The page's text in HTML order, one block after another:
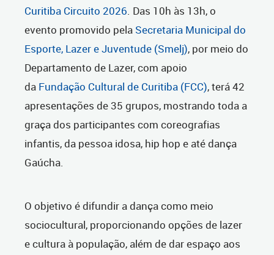
Curitiba Circuito 2026. Das 10h às 13h, o
evento promovido pela Secretaria Municipal do
Esporte, Lazer e Juventude (Smelj), por meio do
Departamento de Lazer, com apoio
da Fundação Cultural de Curitiba (FCC), terá 42
apresentações de 35 grupos, mostrando toda a
graça dos participantes com coreografias
infantis, da pessoa idosa, hip hop e até dança
Gaúcha.
O objetivo é difundir a dança como meio
sociocultural, proporcionando opções de lazer
e cultura à população, além de dar espaço aos